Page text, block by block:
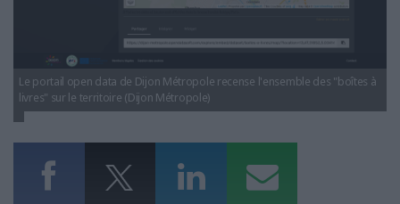
LES LIVRES BLANCS
NOS OFFRES D'ABONNEMENTS
Le portail open data de Dijon Métropole recense l'ensemble des "boîtes à
livres" sur le territoire (Dijon Métropole)